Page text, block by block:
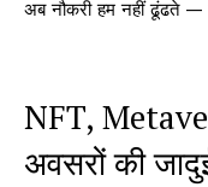
अब नौकरी हम नहीं ढूंढते —
NFT,
अवसरों की